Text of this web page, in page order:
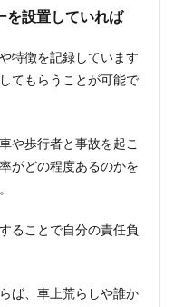
を設置していれば
特徴を記録しています
てもらうことが可能で
や歩行者と事故を起こ
がどの程度あるのかを
ることで自分の責任負
ば、車上荒らしや誰か